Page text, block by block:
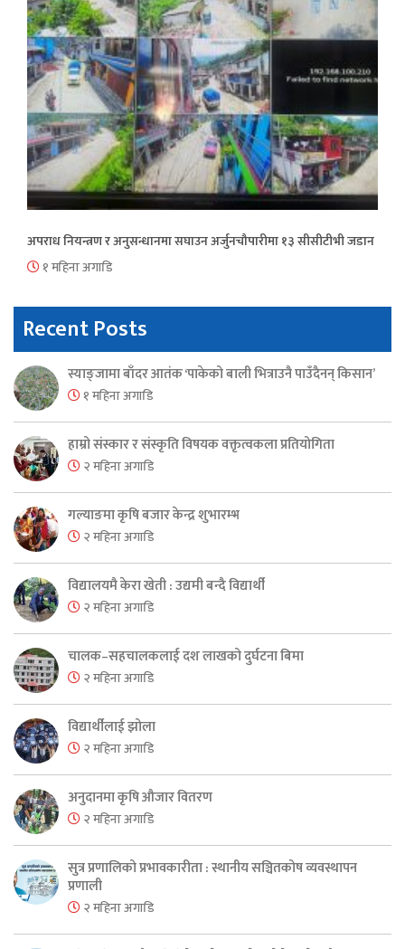
अपराध नियन्त्रण र अनुसन्धानमा सघाउन अर्जुनचौपारीमा १३ सीसीटीभी जडान
१ महिना अगाडि
Recent Posts
स्याङ्जामा बाँदर आतंक ‘पाकेको बाली भित्राउनै पाउँदैनन् किसान’
१ महिना अगाडि
हाम्रो संस्कार र संस्कृति विषयक वक्तृत्वकला प्रतियोगिता
२ महिना अगाडि
गल्याङमा कृषि बजार केन्द्र शुभारम्भ
२ महिना अगाडि
विद्यालयमै केरा खेती : उद्यमी बन्दै विद्यार्थी
२ महिना अगाडि
चालक–सहचालकलाई दश लाखको दुर्घटना बिमा
२ महिना अगाडि
विद्यार्थीलाई झोला
२ महिना अगाडि
अनुदानमा कृषि औजार वितरण
२ महिना अगाडि
सुत्र प्रणालिको प्रभावकारीता : स्थानीय सञ्चितकोष व्यवस्थापन
प्रणाली
२ महिना अगाडि